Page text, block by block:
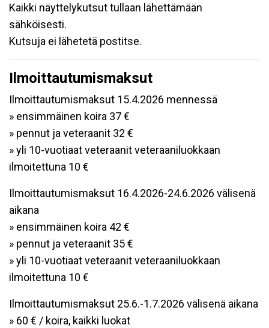
Kaikki näyttelykutsut tullaan lähettämään
sähköisesti.
Kutsuja ei lähetetä postitse.
Ilmoittautumismaksut
Ilmoittautumismaksut 15.4.2026 mennessä
» ensimmäinen koira 37 €
» pennut ja veteraanit 32 €
» yli 10-vuotiaat veteraanit veteraaniluokkaan
ilmoitettuna 10 €
Ilmoittautumismaksut 16.4.2026-24.6.2026 välisenä
aikana
» ensimmäinen koira 42 €
» pennut ja veteraanit 35 €
» yli 10-vuotiaat veteraanit veteraaniluokkaan
ilmoitettuna 10 €
Ilmoittautumismaksut 25.6.-1.7.2026 välisenä aikana
» 60 € / koira, kaikki luokat